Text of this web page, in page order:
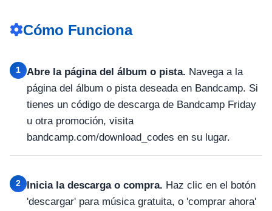
Cómo Funciona
1 Abre la página del álbum o pista. Navega a la
página del álbum o pista deseada en Bandcamp. Si
tienes un código de descarga de Bandcamp Friday
u otra promoción, visita
bandcamp.com/download_codes en su lugar.
2 Inicia la descarga o compra. Haz clic en el botón
'descargar' para música gratuita, o 'comprar ahora'